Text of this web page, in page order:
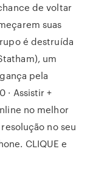
de voltar
suas
é destruída
um
pela
· Assistir +
no melhor
no seu
CLIQUE e